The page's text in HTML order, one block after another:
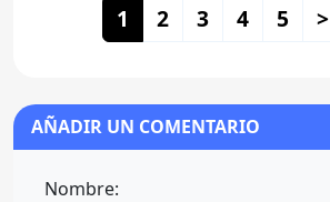
1 2 3 4 5 >
AÑADIR UN COMENTARIO
Nombre: